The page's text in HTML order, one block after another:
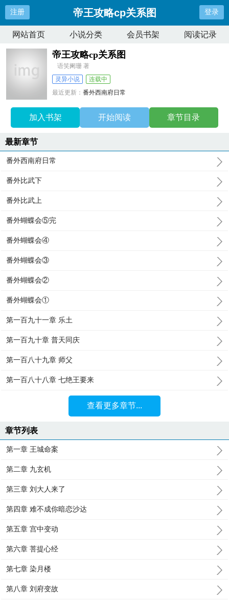
注册 帝王攻略cp关系图 登录
网站首页 小说分类 会员书架 阅读记录
帝王攻略cp关系图
语笑阑珊 著
灵异小说
连载中
最近更新：番外西南府日常
加入书架 开始阅读 章节目录
最新章节
番外西南府日常
番外比武下
番外比武上
番外蝴蝶会⑤完
番外蝴蝶会④
番外蝴蝶会③
番外蝴蝶会②
番外蝴蝶会①
第一百九十一章 乐土
第一百九十章 普天同庆
第一百八十九章 师父
第一百八十八章 七绝王要来
查看更多章节...
章节列表
第一章 王城命案
第二章 九玄机
第三章 刘大人来了
第四章 难不成你暗恋沙达
第五章 宫中变动
第六章 菩提心经
第七章 染月楼
第八章 刘府变故